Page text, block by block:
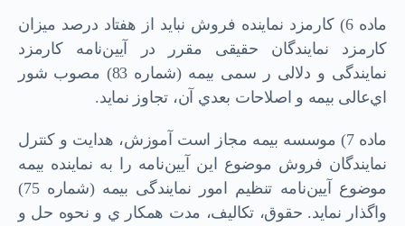
ﻣﺎده 6) ﮐﺎرﻣﺰد ﻧﻤﺎﯾﻨﺪه ﻓﺮوش ﻧﺒﺎﯾﺪ از ﻫﻔﺘﺎد درﺻﺪ ﻣﯿﺰان
ﮐﺎرﻣﺰد ﻧﻤﺎﯾﻨﺪﮔﺎن ﺣﻘﯿﻘﯽ ﻣﻘﺮر در آﯾﯿﻦﻧﺎﻣﻪ ﮐﺎرﻣﺰد
ﻧﻤﺎﯾﻨﺪﮔﯽ و دﻻﻟﯽ ر ﺳﻤﯽ ﺑﯿﻤﻪ (ﺷﻤﺎره 83) ﻣﺼﻮب ﺷﻮر
ايﻋﺎﻟﯽ ﺑﯿﻤﻪ و اﺻﻼﺣﺎت ﺑﻌﺪي آن، ﺗﺠﺎوز ﻧﻤﺎﯾﺪ.
ﻣﺎده 7) ﻣﻮﺳﺴﻪ ﺑﯿﻤﻪ ﻣﺠﺎز اﺳﺖ آﻣﻮزش، ﻫﺪاﯾﺖ و ﮐﻨﺘﺮل
ﻧﻤﺎﯾﻨﺪﮔﺎن ﻓﺮوش ﻣﻮﺿﻮع اﯾﻦ آﯾﯿﻦﻧﺎﻣﻪ را ﺑﻪ ﻧﻤﺎﯾﻨﺪه ﺑﯿﻤﻪ
ﻣﻮﺿﻮع آﯾﯿﻦﻧﺎﻣﻪ ﺗﻨﻈﯿﻢ اﻣﻮر ﻧﻤﺎﯾﻨﺪﮔﯽ ﺑﯿﻤﻪ (ﺷﻤﺎره 75)
واﮔﺬار ﻧﻤﺎﯾﺪ. ﺣﻘﻮق، ﺗﮑﺎﻟﯿﻒ، ﻣﺪت ﻫﻤﮑﺎر ي و ﻧﺤﻮه ﺣﻞ و